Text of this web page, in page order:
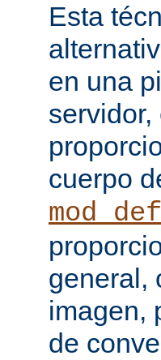
Esta
en una
cuerpo
general,
imagen,
de